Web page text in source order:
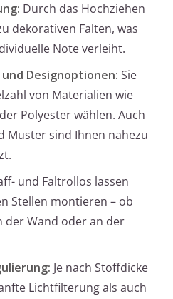
Durch das Hochziehen
dekorativen Falten, was
Note verleiht.
Designoptionen: Sie
von Materialien wie
Polyester wählen. Auch
Muster sind Ihnen nahezu
und Faltrollos lassen
Stellen montieren – ob
der Wand oder an der
Je nach Stoffdicke
Lichtfilterung als auch